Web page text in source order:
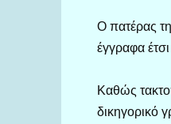
Ο πατέρας
έγγραφα
Καθώς
δικηγορικό